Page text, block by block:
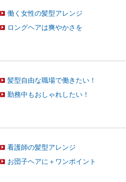
働く女性の髪型アレンジ
ロングヘアは爽やかさを
髪型自由な職場で働きたい！
勤務中もおしゃれしたい！
看護師の髪型アレンジ
お団子ヘアに＋ワンポイント